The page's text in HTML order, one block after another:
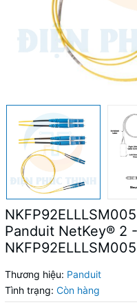
Panduit NetKey® 2
NKFP92ELLLSM005
Thương hiệu: Panduit
Tình trạng: Còn hàng